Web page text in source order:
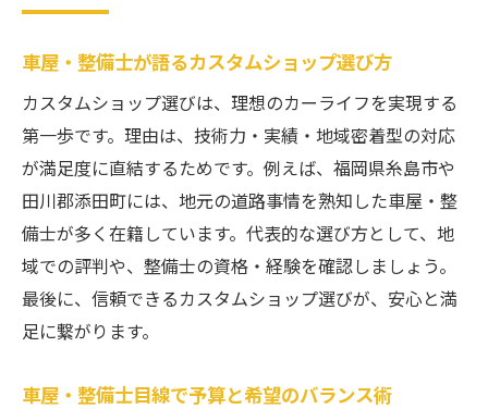
車屋・整備士が語るカスタムショップ選び方
カスタムショップ選びは、理想のカーライフを実現する
第一歩です。理由は、技術力・実績・地域密着型の対応
が満足度に直結するためです。例えば、福岡県糸島市や
田川郡添田町には、地元の道路事情を熟知した車屋・整
備士が多く在籍しています。代表的な選び方として、地
域での評判や、整備士の資格・経験を確認しましょう。
最後に、信頼できるカスタムショップ選びが、安心と満
足に繋がります。
車屋・整備士目線で予算と希望のバランス術